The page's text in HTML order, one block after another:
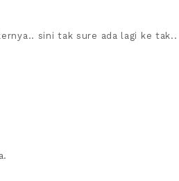
sini tak sure ada lagi ke tak..